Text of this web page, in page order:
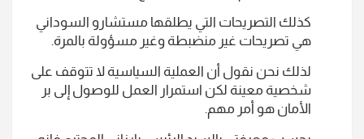
كذلك التصريحات التي يطلقها مستشارو السوداني
هي تصريحات غير منضبطة وغير مسؤولة بالمرة.
لذلك نحن نقول أن العملية السياسية لا تتوقف على
شخصية معينة لكن استمرار العمل للوصول إلى بر
الأمان هو أمر مهم.